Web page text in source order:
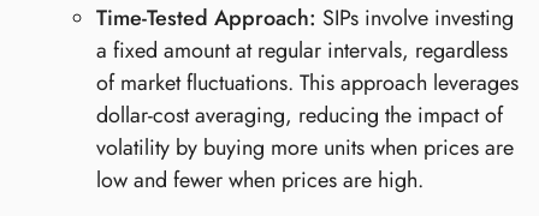
Time-Tested Approach: SIPs involve investing
a fixed amount at regular intervals, regardless
of market fluctuations. This approach leverages
dollar-cost averaging, reducing the impact of
volatility by buying more units when prices are
low and fewer when prices are high.